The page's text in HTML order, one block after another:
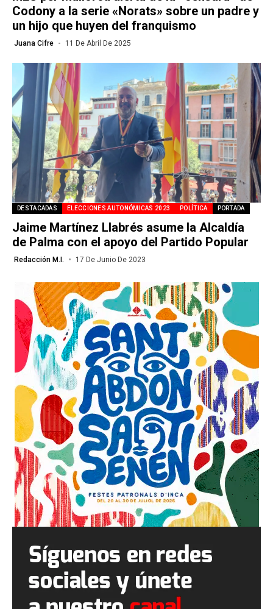
Codony a la serie «Norats» sobre un padre y
un hijo que huyen del franquismo
Juana Cifre 11 De Abril De 2025
DESTACADAS ELECCIONES AUTONÓMICAS 2023 POLÍTICA PORTADA
Jaime Martínez Llabrés asume la Alcaldía
de Palma con el apoyo del Partido Popular
Redacción M.I. 17 De Junio De 2023